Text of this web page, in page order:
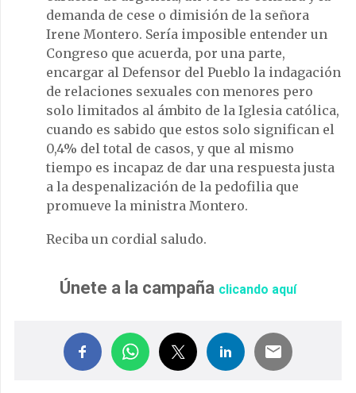
demanda de cese o dimisión de la señora
Irene Montero. Sería imposible entender un
Congreso que acuerda, por una parte,
encargar al Defensor del Pueblo la indagación
de relaciones sexuales con menores pero
solo limitados al ámbito de la Iglesia católica,
cuando es sabido que estos solo significan el
0,4% del total de casos, y que al mismo
tiempo es incapaz de dar una respuesta justa
a la despenalización de la pedofilia que
promueve la ministra Montero.
Reciba un cordial saludo.
Únete a la campaña clicando aquí